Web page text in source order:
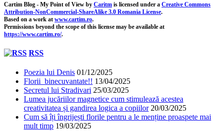
Cartim Blog - My Point of View by Caritm is licensed under a Creative Commons
Attribution-NonCommercial-ShareAlike 3.0 Romania License.
Based on a work at www.cartim.ro.
Permissions beyond the scope of this license may be available at
https://www.cartim.ro/.
RSS
Poezia lui Denis 01/12/2025
Florii binecuvantate!! 13/04/2025
Secretul lui Stradivari 25/03/2025
Lumea jucăriilor magnetice cum stimulează acestea
creativitatea și gandirea logica a copiilor 20/03/2025
Cum să îți îngrijești florile pentru a le menține proaspete mai
mult timp 19/03/2025